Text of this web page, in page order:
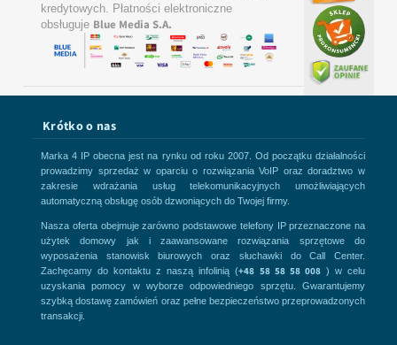
kredytowych. Płatności elektroniczne
obsługuje Blue Media S.A.
Krótko o nas
Marka 4 IP obecna jest na rynku od roku 2007. Od początku działalności
prowadzimy sprzedaż w oparciu o rozwiązania VoIP oraz doradztwo w
zakresie wdrażania usług telekomunikacyjnych umożliwiających
automatyczną obsługę osób dzwoniących do Twojej firmy.
Nasza oferta obejmuje zarówno podstawowe telefony IP przeznaczone na
użytek domowy jak i zaawansowane rozwiązania sprzętowe do
wyposażenia stanowisk biurowych oraz słuchawki do Call Center.
Zachęcamy do kontaktu z naszą infolinią (+48 58 58 58 008) w celu
uzyskania pomocy w wyborze odpowiedniego sprzętu. Gwarantujemy
szybką dostawę zamówień oraz pełne bezpieczeństwo przeprowadzonych
transakcji.